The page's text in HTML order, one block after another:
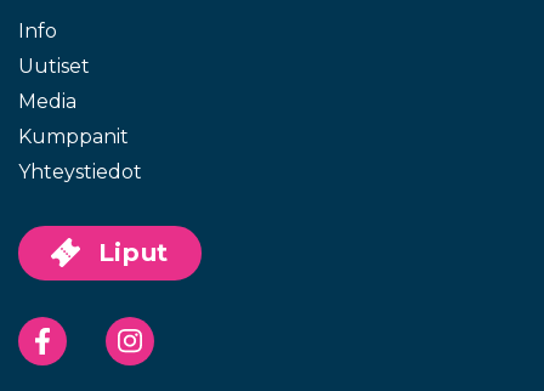
Info
Uutiset
Media
Kumppanit
Yhteystiedot
Liput
FacebookInstagram